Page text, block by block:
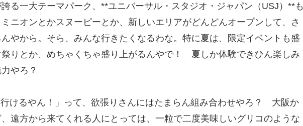
る一大テーマパーク、**ユニバーサル・スタジオ・ジャパン（USJ）**も
ニオンとかスヌーピーとか、新しいエリアがどんどんオープンして、さ
やから。そら、みんな行きたくなるわな。特に夏は、限定イベントも盛
祭りとか、めちゃくちゃ盛り上がるんやで！ 夏しか体験できひん楽しみ
やろ？
行けるやん！」って、欲張りさんにはたまらん組み合わせやろ？ 大阪か
遠方から来てくれる人にとっては、一粒で二度美味しいグリコのような